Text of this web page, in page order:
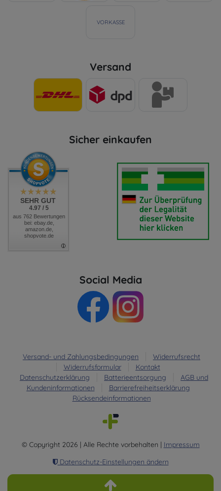
VORKASSE
Versand
Sicher einkaufen
SEHR GUT
4.97 / 5
aus 762 Bewertungen
bei: ebay.de,
amazon.de,
shopvote.de
Social Media
Versand- und Zahlungsbedingungen
Widerrufsrecht
Widerrufsformular
Kontakt
Datenschutzerklärung
Batterieentsorgung
AGB und
Kundeninformationen
Barrierefreiheitserklärung
Rücksendeinformationen
© Copyright 2026 | Alle Rechte vorbehalten | Impressum
Datenschutz-Einstellungen ändern